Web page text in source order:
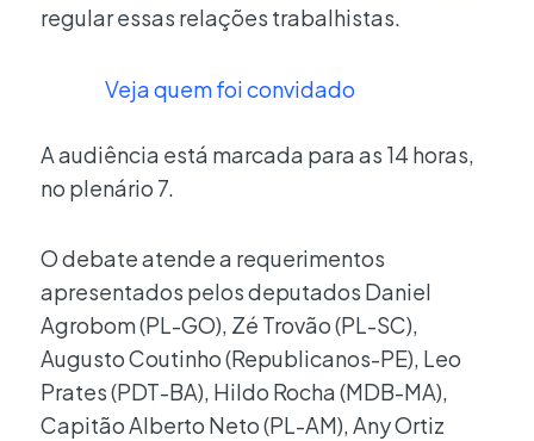
regular essas relações trabalhistas.
Veja quem foi convidado
A audiência está marcada para as 14 horas,
no plenário 7.
O debate atende a requerimentos
apresentados pelos deputados Daniel
Agrobom (PL-GO), Zé Trovão (PL-SC),
Augusto Coutinho (Republicanos-PE), Leo
Prates (PDT-BA), Hildo Rocha (MDB-MA),
Capitão Alberto Neto (PL-AM), Any Ortiz